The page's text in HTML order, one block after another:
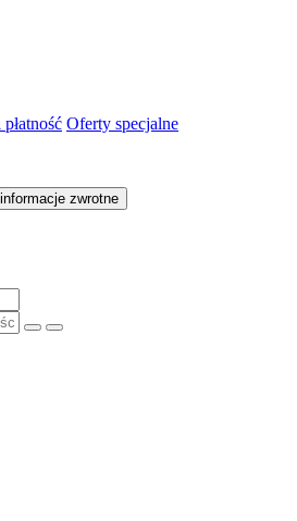
Oferty specjalne
zwrotne